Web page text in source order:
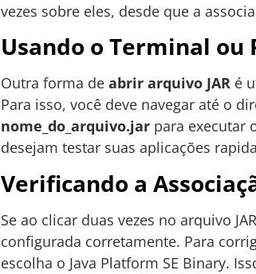
vezes sobre eles, desde que a
Usando o Terminal ou
Outra forma de abrir arquivo JAR é
Para isso, você deve navegar até o
nome_do_arquivo.jar para executar
desejam testar suas aplicações
Verificando a
Se ao clicar duas vezes no arquivo
configurada corretamente. Para
escolha o Java Platform SE Binary.